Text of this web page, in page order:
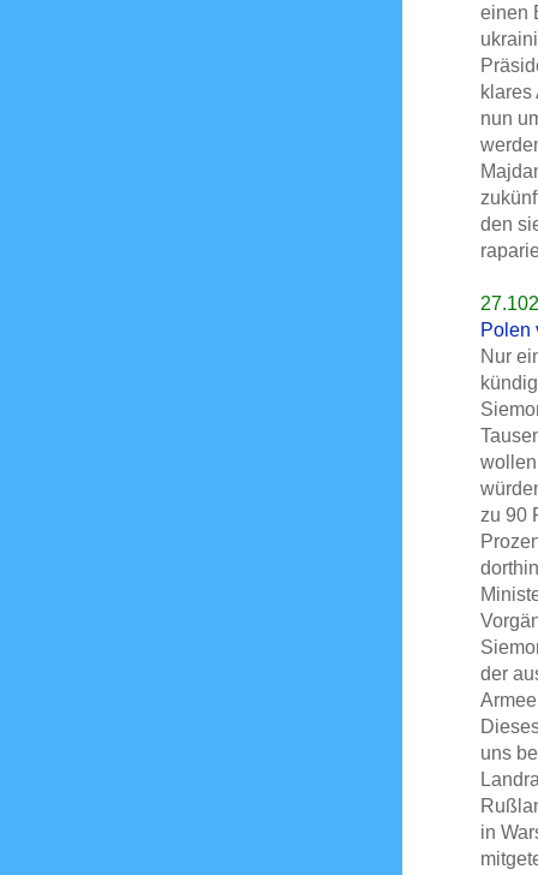
einen
klares
nun
den
Polen
Nur
zu 90
der
uns
in